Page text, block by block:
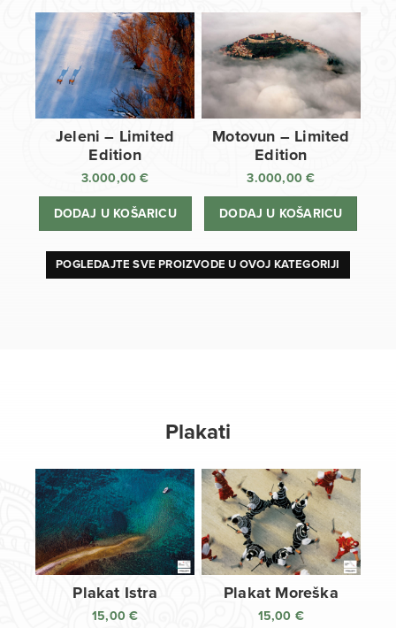
Jeleni – Limited
Edition
3.000,00€
DODAJ U KOŠARICU
Motovun – Limited
Edition
3.000,00€
DODAJ U KOŠARICU
POGLEDAJTE SVE PROIZVODE U OVOJ KATEGORIJI
Plakati
Plakat Istra
15,00€
Plakat Moreška
15,00 €